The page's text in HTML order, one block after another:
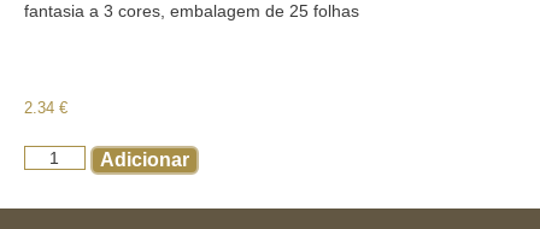
fantasia a 3 cores, embalagem de 25 folhas
2.34 €
Adicionar